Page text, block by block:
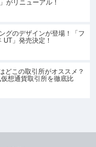
グのデザインが登場！「フ
」発売決定！
どこの取引所がオススメ？
想通貨取引所を徹底比